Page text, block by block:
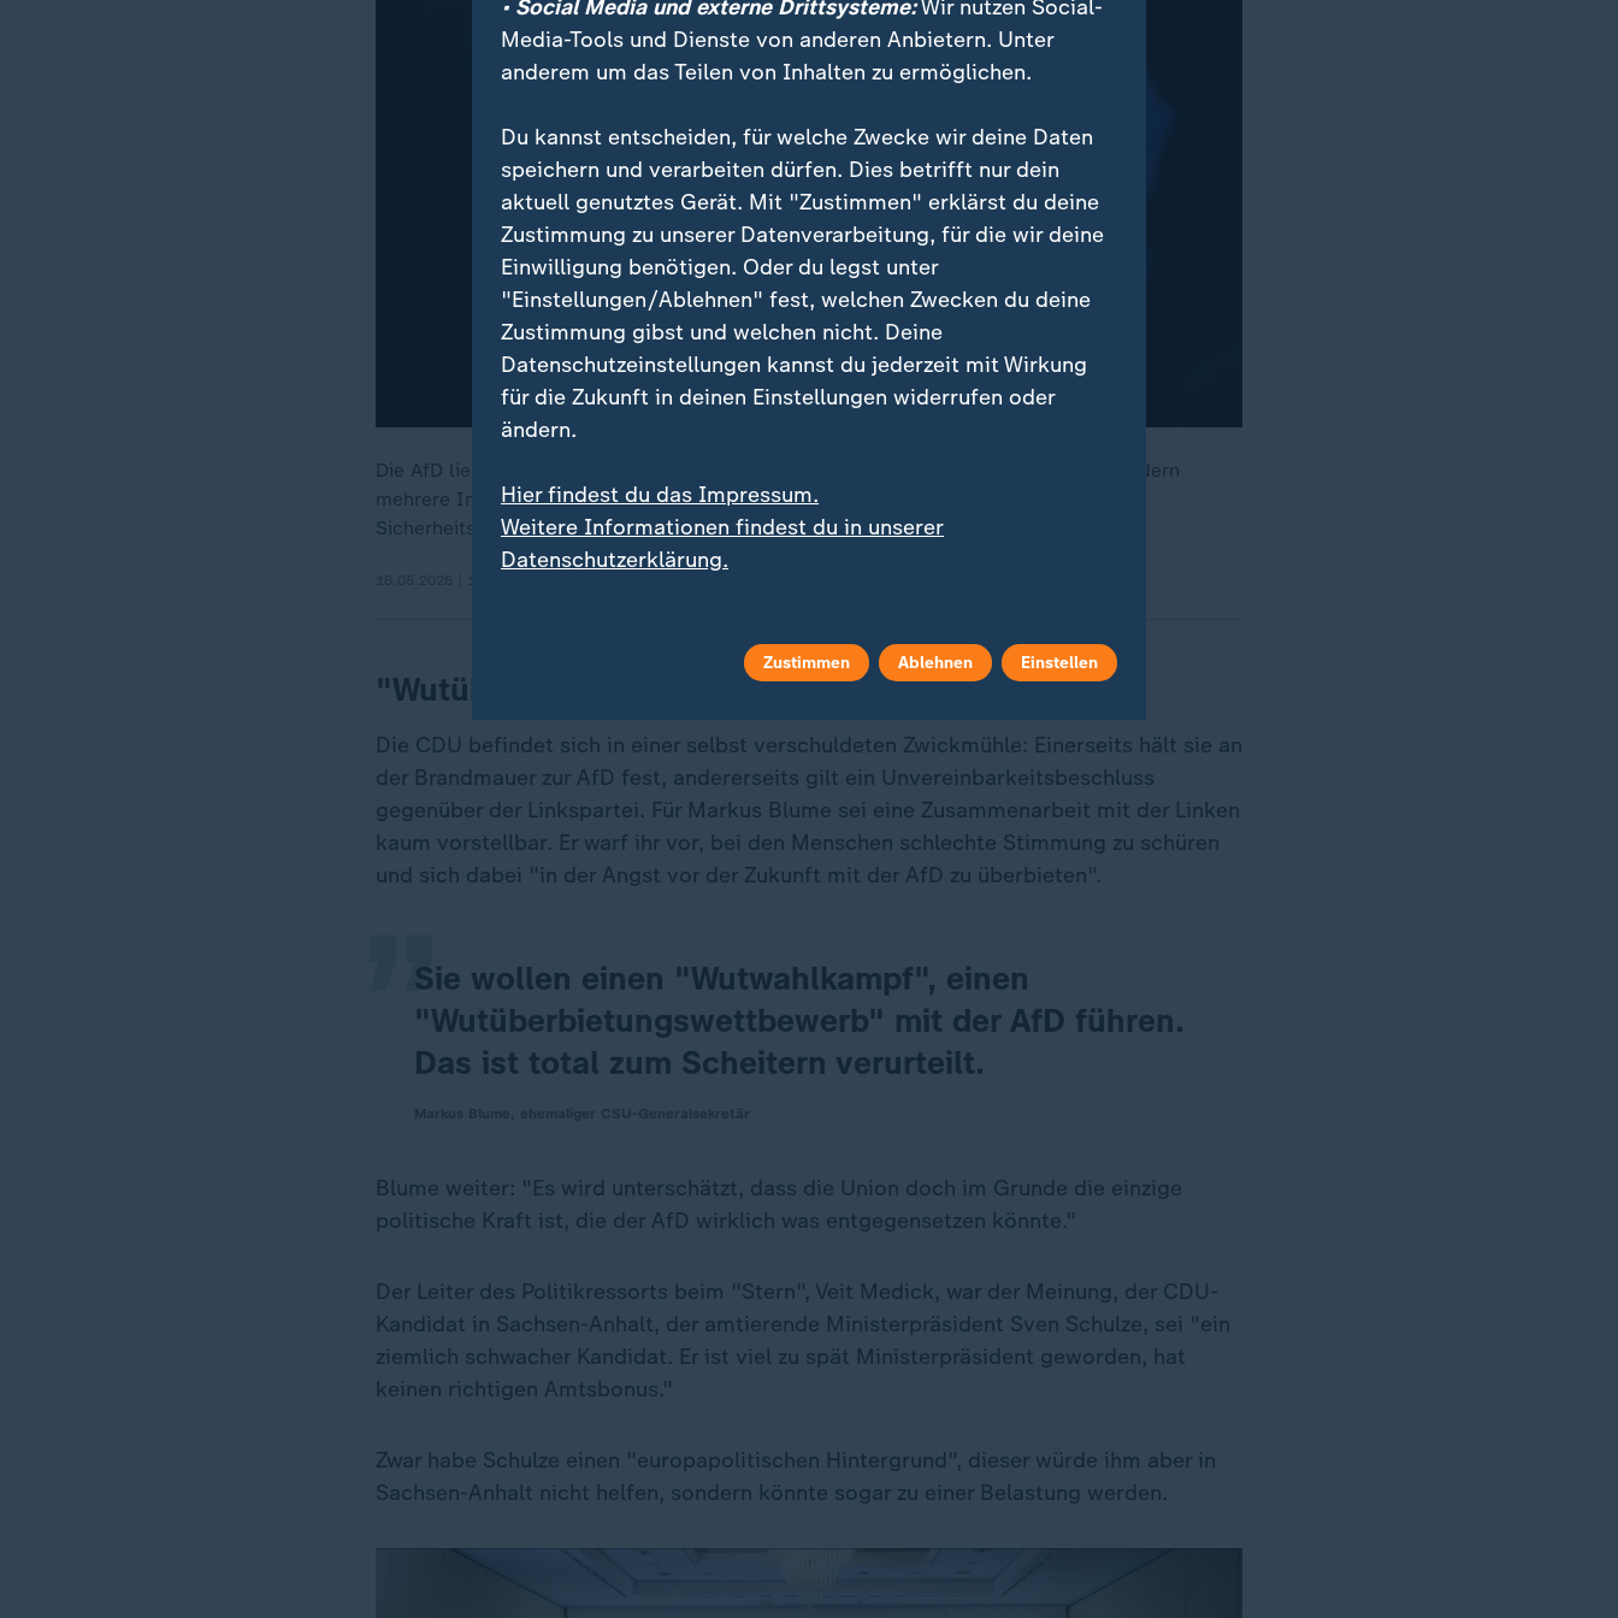
Die AfD liegt vor der Wahl in Sachsen-Anhalt in den Umfragen weit vorn. Deshalb fordern
mehrere Innenminister nun Vorkehrungen für den Fall eines AfD-Siegs. Sie sehen ein
Sicherheitsrisiko.
"Wutüberbietungswettbewerb" mit der AfD
Die CDU befindet sich in einer selbst verschuldeten Zwickmühle: Einerseits hält sie an
der Brandmauer zur AfD fest, andererseits gilt ein Unvereinbarkeitsbeschluss
gegenüber der Linkspartei. Für Markus Blume sei eine Zusammenarbeit mit der Linken
kaum vorstellbar. Er warf ihr vor, bei den Menschen schlechte Stimmung zu schüren
und sich dabei "in der Angst vor der Zukunft mit der AfD zu überbieten".
Sie wollen einen "Wutwahlkampf", einen
"Wutüberbietungswettbewerb" mit der AfD führen.
Das ist total zum Scheitern verurteilt.
„
Blume weiter: "Es wird unterschätzt, dass die Union doch im Grunde die einzige
politische Kraft ist, die der AfD wirklich was entgegensetzen könnte."
Der Leiter des Politikressorts beim "Stern", Veit Medick, war der Meinung, der CDU-
Kandidat in Sachsen-Anhalt, der amtierende Ministerpräsident Sven Schulze, sei "ein
ziemlich schwacher Kandidat. Er ist viel zu spät Ministerpräsident geworden, hat
keinen richtigen Amtsbonus."
Zwar habe Schulze einen "europapolitischen Hintergrund", dieser würde ihm aber in
Sachsen-Anhalt nicht helfen, sondern könnte sogar zu einer Belastung werden.
• Social Media und externe Drittsysteme:Wir nutzen Social-
Media-Tools und Dienste von anderen Anbietern. Unter
anderem um das Teilen von Inhalten zu ermöglichen.
Du kannst entscheiden, für welche Zwecke wir deine Daten
speichern und verarbeiten dürfen. Dies betrifft nur dein
aktuell genutztes Gerät. Mit "Zustimmen" erklärst du deine
Zustimmung zu unserer Datenverarbeitung, für die wir deine
Einwilligung benötigen. Oder du legst unter
"Einstellungen/Ablehnen" fest, welchen Zwecken du deine
Zustimmung gibst und welchen nicht. Deine
Datenschutzeinstellungen kannst du jederzeit mit Wirkung
für die Zukunft in deinen Einstellungen widerrufen oder
ändern.
Hier findest du das Impressum.
Weitere Informationen findest du in unserer
Datenschutzerklärung.
Zustimmen Ablehnen Einstellen